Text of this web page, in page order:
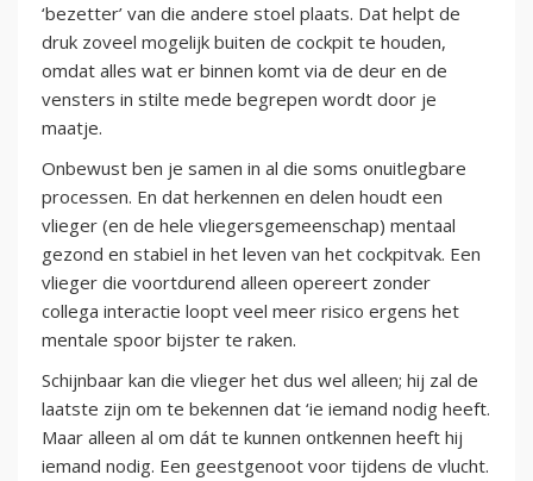
‘bezetter’ van die andere stoel plaats. Dat helpt de
druk zoveel mogelijk buiten de cockpit te houden,
omdat alles wat er binnen komt via de deur en de
vensters in stilte mede begrepen wordt door je
maatje.
Onbewust ben je samen in al die soms onuitlegbare
processen. En dat herkennen en delen houdt een
vlieger (en de hele vliegersgemeenschap) mentaal
gezond en stabiel in het leven van het cockpitvak. Een
vlieger die voortdurend alleen opereert zonder
collega interactie loopt veel meer risico ergens het
mentale spoor bijster te raken.
Schijnbaar kan die vlieger het dus wel alleen; hij zal de
laatste zijn om te bekennen dat ‘ie iemand nodig heeft.
Maar alleen al om dát te kunnen ontkennen heeft hij
iemand nodig. Een geestgenoot voor tijdens de vlucht.